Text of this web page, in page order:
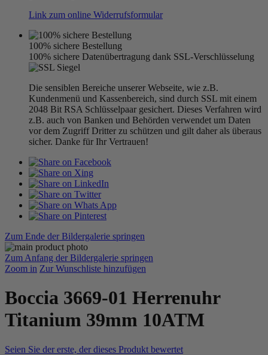
Link zum online Widerrufsformular
100% sichere Bestellung
100% sichere Datenübertragung dank SSL-Verschlüsselung
Die sensiblen Bereiche unserer Webseite, wie z.B.
Kundenmenü und Kassenbereich, sind durch SSL mit einem
2048 Bit RSA Schlüsselpaar gesichert. Dieses Verfahren wird
z.B. auch von Banken und Behörden verwendet um Daten
vor dem Zugriff Dritter zu schützen und gilt daher als überaus
sicher. Danke für Ihr Vertrauen!
Zum Ende der Bildergalerie springen
Zum Anfang der Bildergalerie springen
Zoom in Zur Wunschliste hinzufügen
Boccia 3669-01 Herrenuhr
Titanium 39mm 10ATM
Seien Sie der erste, der dieses Produkt bewertet